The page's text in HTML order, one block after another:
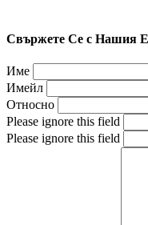
Свържете Се с Нашия
Име
Имейл
Относно
Please ignore this field
Please ignore this field